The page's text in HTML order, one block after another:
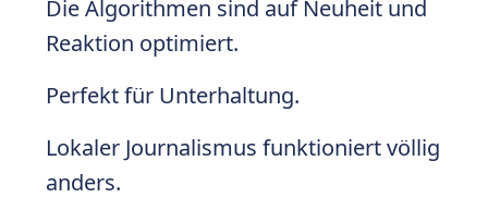
Die Algorithmen sind auf Neuheit und
Reaktion optimiert.
Perfekt für Unterhaltung.
Lokaler Journalismus funktioniert völlig
anders.